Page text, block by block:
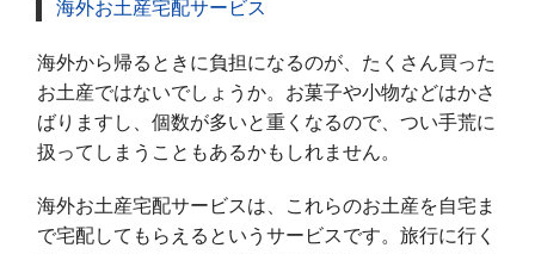
海外お土産宅配サービス
海外から帰るときに負担になるのが、たくさん買った
お土産ではないでしょうか。お菓子や小物などはかさ
ばりますし、個数が多いと重くなるので、つい手荒に
扱ってしまうこともあるかもしれません。
海外お土産宅配サービスは、これらのお土産を自宅ま
で宅配してもらえるというサービスです。旅行に行く